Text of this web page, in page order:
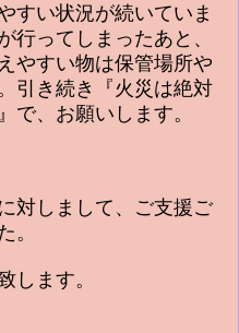
すい状況が続いていま
行ってしまったあと、
やすい物は保管場所や
引き続き『火災は絶対
で、お願いします。
対しまして、ご支援ご
。
します。